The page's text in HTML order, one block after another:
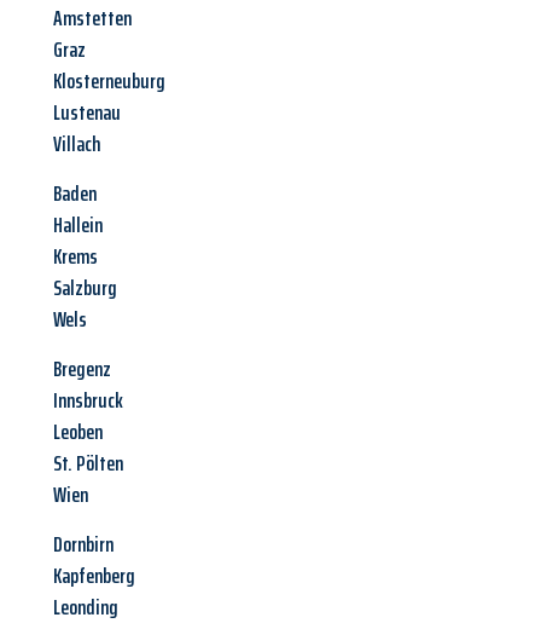
Amstetten
Graz
Klosterneuburg
Lustenau
Villach
Baden
Hallein
Krems
Salzburg
Wels
Bregenz
Innsbruck
Leoben
St. Pölten
Wien
Dornbirn
Kapfenberg
Leonding